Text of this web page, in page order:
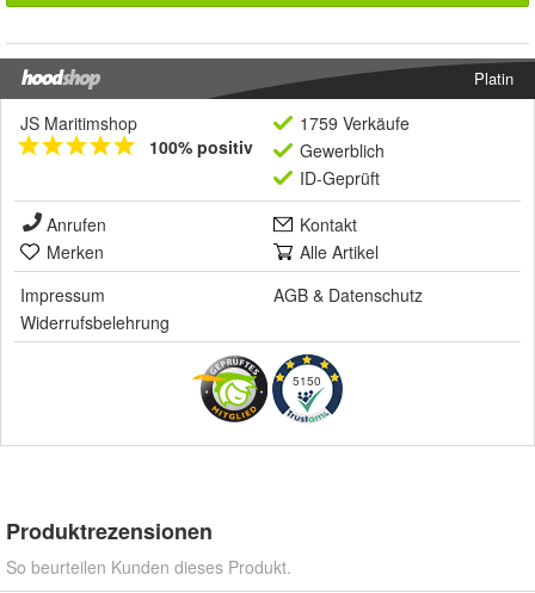
Platin
JS Maritimshop
100% positiv
1759 Verkäufe
Gewerblich
ID-Geprüft
Anrufen
Kontakt
Merken
Alle Artikel
Impressum
AGB & Datenschutz
Widerrufsbelehrung
5150
Produktrezensionen
So beurteilen Kunden dieses Produkt.